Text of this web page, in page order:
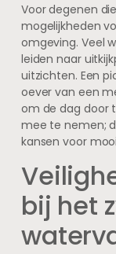
Voor degenen
mogelijkheden
omgeving. Veel
leiden naar
uitzichten. Een
oever van een
om de dag door
mee te nemen;
kansen voor
bij het